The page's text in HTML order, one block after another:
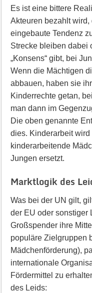
Es ist eine bittere
Akteuren bezahlt
eingebaute Tendenz
Strecke bleiben dabei
„Konsens“ gibt, bei
Wenn die Mächtigen
abbauen, haben sie
Kinderrechte getan,
man dann im
Die oben genannte
dies. Kinderarbeit
kinderarbeitende
Jungen ersetzt.
Marktlogik des
Was bei der UN gilt,
der EU oder sonstiger
Großspender ihre
populäre Zielgruppen
Mädchenförderung),
internationale
Fördermittel zu
des Leids: